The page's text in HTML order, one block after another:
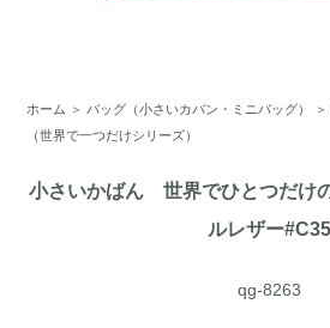
ホーム ＞ バッグ（小さいカバン・ミニバッグ）
（世界で一つだけシリーズ）
小さいかばん 世界でひとつだけ
ルレザー#C35
qg-8263